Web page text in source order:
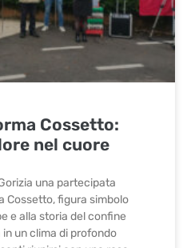
Cossetto:
nel cuore
una partecipata
Cossetto, figura simbolo
e alla storia del confine
in un clima di profondo